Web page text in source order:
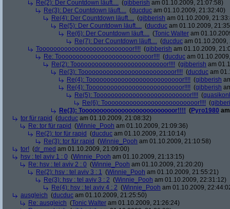
Re(2): Der Countdown läuft.... (gibberish am 01.10.2009, 21:07:58)
Re(3): Der Countdown läuft.... (ducduc am 01.10.2009, 21:32:40)
Re(4): Der Countdown läuft.... (gibberish am 01.10.2009,
Re(5): Der Countdown läuft.... (ducduc am 01.10.2009,
Re(6): Der Countdown läuft.... (Tonic Walter am
Re(7): Der Countdown läuft.... (ducduc am 01.10.2009,
Toooooooooooooooooooooooooor!!!! (gibberish am 01.10.2009,
Re: Toooooooooooooooooooooooooor!!!! (ducduc am
Re(2): Toooooooooooooooooooooooooor!!!! (gibberish am
Re(3): Toooooooooooooooooooooooooor!!!! (ducduc am
Re(4): Toooooooooooooooooooooooooor!!!! (gibberish
Re(4): Toooooooooooooooooooooooooor!!!! (gibberish
Re(5): Toooooooooooooooooooooooooor!!!! (
Re(6): Toooooooooooooooooooooooooor!!!! (
Re(3): Toooooooooooooooooooooooooor!!!! (Pyro1980
tor für rapid (ducduc am 01.10.2009, 21:08:32)
Re: tor für rapid (Winnie_Pooh am 01.10.2009, 21:09:36)
Re(2): tor für rapid (ducduc am 01.10.2009, 21:10:14)
Re(3): tor für rapid (Winnie_Pooh am 01.10.2009, 21:10:58)
tor! (dr_med am 01.10.2009, 21:09:00)
hsv : tel aviv 1 : 0 (Winnie_Pooh am 01.10.2009, 21:13:15)
Re: hsv : tel aviv 2 : 0 (Winnie_Pooh am 01.10.2009, 21:20:20)
Re(2): hsv : tel aviv 3 : 1 (Winnie_Pooh am 01.10.2009, 21:55:21)
Re(3): hsv : tel aviv 3 : 2 (Winnie_Pooh am 01.10.2009, 22:31:12)
Re(4): hsv : tel aviv 4 : 2 (Winnie_Pooh am 01.10.2009,
ausgleich (ducduc am 01.10.2009, 21:25:50)
Re: ausgleich (Tonic Walter am 01.10.2009, 21:26:24)